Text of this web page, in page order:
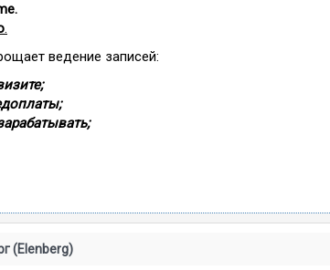
.
ведение записей:
(Elenberg)